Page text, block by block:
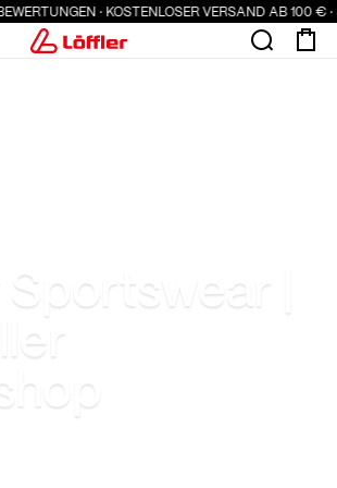
· KOSTENLOSER VERSAND AB 100 € ·
|